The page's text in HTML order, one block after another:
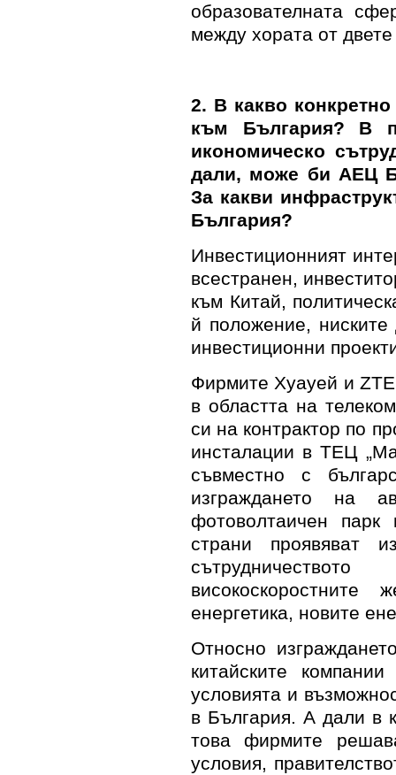
образователната
между хората от
2. В какво
към България? В
икономическо
дали, може би АЕЦ
За какви
България?
Инвестиционният
всестранен,
към Китай,
й положение,
инвестиционни
Фирмите Хуауей и ZTE
в областта на
си на контрактор по
инсталации в ТЕЦ
съвместно с
изграждането на
фотоволтаичен
страни проявяват
високоскоростните
енергетика, новите
Относно
китайските
условията и
в България. А дали в
това фирмите
условия,